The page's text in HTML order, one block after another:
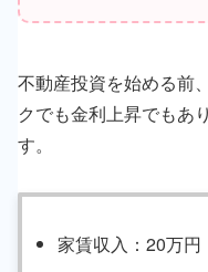
不動産投資を始める前
クでも金利上昇でもあ
す。
家賃収入：20万円